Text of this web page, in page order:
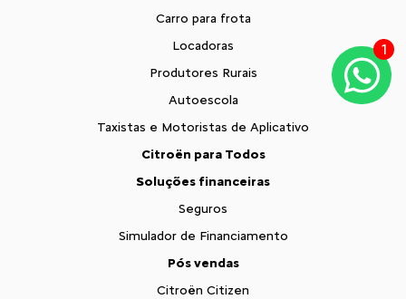
Carro para frota
Locadoras
Produtores Rurais
Autoescola
Taxistas e Motoristas de Aplicativo
Citroën para Todos
Soluções financeiras
Seguros
Simulador de Financiamento
Pós vendas
Citroën Citizen
1